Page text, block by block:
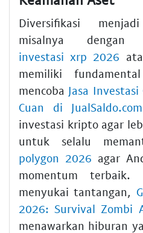
Diversifikasi
misalnya dengan
investasi xrp 2026
memiliki
mencoba Jasa Investasi
Cuan di JualSaldo.com
investasi kripto agar
untuk selalu
polygon 2026 agar
momentum terbaik.
menyukai tantangan,
2026: Survival Zombi
menawarkan hiburan